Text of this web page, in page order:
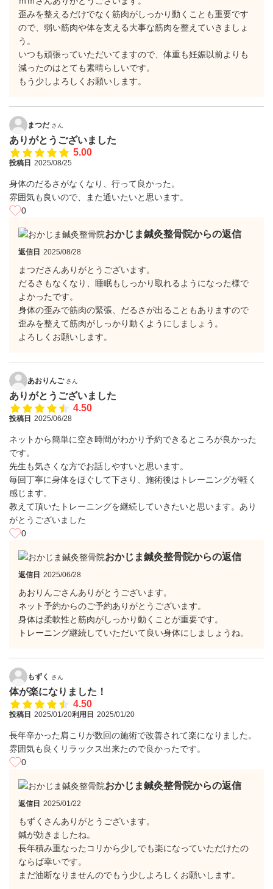
歪みを整えるだけでなく筋肉がしっかり動くことも重要です
ので、弱い筋肉や体を支える大事な筋肉を整えていきましょ
う。
いつも頑張っていただいてますので、体重も妊娠以前よりも
減ったのはとても素晴らしいです。
もう少しよろしくお願いします。
まつだ さん
ありがとうございました
5.00
投稿日 2025/08/25
身体のだるさがなくなり、行って良かった。
雰囲気も良いので、また通いたいと思います。
0
おかじま鍼灸整骨院からの返信
返信日 2025/08/28
まつださんありがとうございます。
だるさもなくなり、睡眠もしっかり取れるようになった様で
よかったです。
身体の歪みで筋肉の緊張、だるさが出ることもありますので
歪みを整えて筋肉がしっかり動くようにしましょう。
よろしくお願いします。
あおりんご さん
ありがとうございました
4.50
投稿日 2025/06/28
ネットから簡単に空き時間がわかり予約できるところが良かった
です。
先生も気さくな方でお話しやすいと思います。
毎回丁寧に身体をほぐして下さり、施術後はトレーニングが軽く
感じます。
教えて頂いたトレーニングを継続していきたいと思います。あり
がとうございました
0
おかじま鍼灸整骨院からの返信
返信日 2025/06/28
あおりんごさんありがとうございます。
ネット予約からのご予約ありがとうございます。
身体は柔軟性と筋肉がしっかり動くことが重要です。
トレーニング継続していただいて良い身体にしましょうね。
もずく さん
体が楽になりました！
4.50
投稿日 2025/01/20利用日 2025/01/20
長年辛かった肩こりが数回の施術で改善されて楽になりました。
雰囲気も良くリラックス出来たので良かったです。
0
おかじま鍼灸整骨院からの返信
返信日 2025/01/22
もずくさんありがとうございます。
鍼が効きましたね。
長年積み重なったコリから少しでも楽になっていただけたの
ならば幸いです。
まだ油断なりませんのでもう少しよろしくお願いします。